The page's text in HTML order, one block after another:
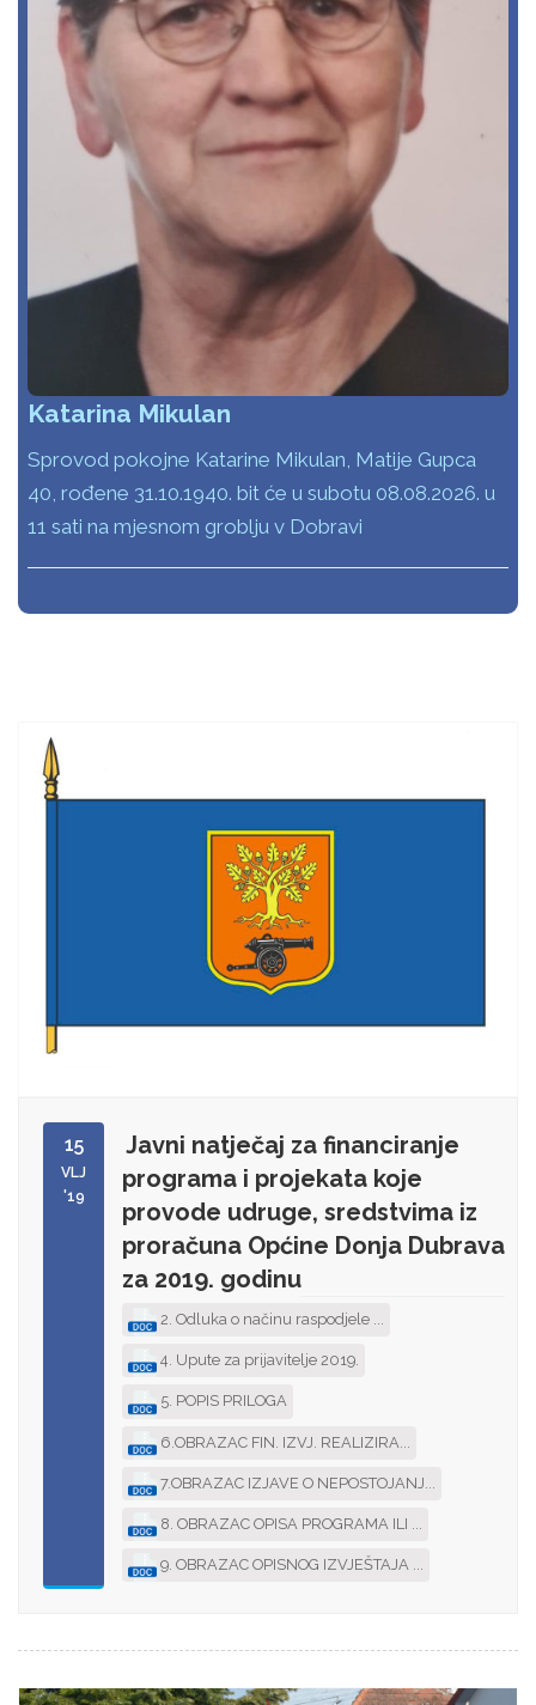
Katarina Mikulan
Sprovod pokojne Katarine Mikulan, Matije Gupca
40, rođene 31.10.1940. bit će u subotu 08.08.2026. u
11 sati na mjesnom groblju v Dobravi
15
VLJ
'19
Javni natječaj za financiranje
programa i projekata koje
provode udruge, sredstvima iz
proračuna Općine Donja Dubrava
za 2019. godinu
2. Odluka o načinu raspodjele ...
4. Upute za prijavitelje 2019.
5. POPIS PRILOGA
6.OBRAZAC FIN. IZVJ. REALIZIRA...
7.OBRAZAC IZJAVE O NEPOSTOJANJ...
8. OBRAZAC OPISA PROGRAMA ILI ...
9. OBRAZAC OPISNOG IZVJEŠTAJA ...